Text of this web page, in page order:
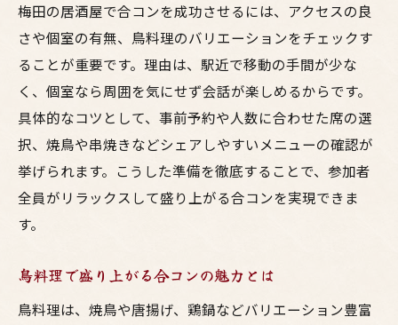
ケ
梅田の鳥料理が合コンに支持される理由
居酒屋焼鳥で新しい出会いを楽しむコツ
焼鳥とトークが弾む大阪の合コン術
梅田エリアで注目の鳥料理スポット特集
梅田で人気の焼鳥居酒屋を厳選紹介
女子ウケ抜群な梅田の鳥料理店の特徴
焼鳥好きが集う梅田の注目居酒屋とは
梅田の居酒屋で合コンを成功させるには、アクセスの良
さや個室の有無、鳥料理のバリエーションをチェックす
ることが重要です。理由は、駅近で移動の手間が少な
く、個室なら周囲を気にせず会話が楽しめるからです。
具体的なコツとして、事前予約や人数に合わせた席の選
択、焼鳥や串焼きなどシェアしやすいメニューの確認が
挙げられます。こうした準備を徹底することで、参加者
全員がリラックスして盛り上がる合コンを実現できま
す。
鳥料理で盛り上がる合コンの魅力とは
鳥料理は、焼鳥や唐揚げ、鶏鍋などバリエーション豊富